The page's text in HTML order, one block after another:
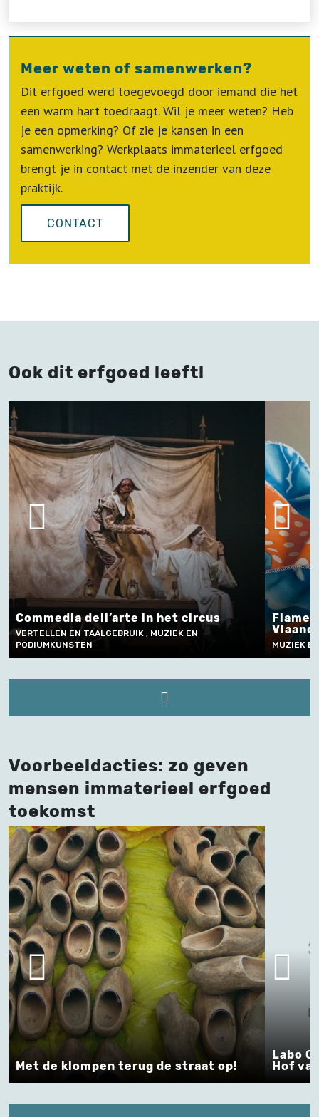
Meer weten of samenwerken?
Dit erfgoed werd toegevoegd door iemand die het
een warm hart toedraagt. Wil je meer weten? Heb
je een opmerking? Of zie je kansen in een
samenwerking? Werkplaats immaterieel erfgoed
brengt je in contact met de inzender van deze
praktijk.
CONTACT
Ook dit erfgoed leeft!
circus
EN
Flamencodans in Limburg -
Vlaanderen
Voorbeeldacties: zo geven
mensen immaterieel erfgoed
toekomst
de straat op!
Labo Collectieplanning -
Hof van Busleyden